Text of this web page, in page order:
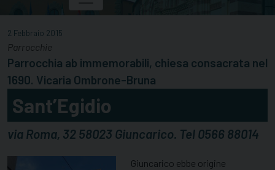
2 Febbraio 2015
Parrocchie
Parrocchia ab immemorabili, chiesa consacrata nel
1690. Vicaria Ombrone-Bruna
Sant’Egidio
via Roma, 32 58023 Giuncarico. Tel 0566 88014
Giuncarico ebbe origine